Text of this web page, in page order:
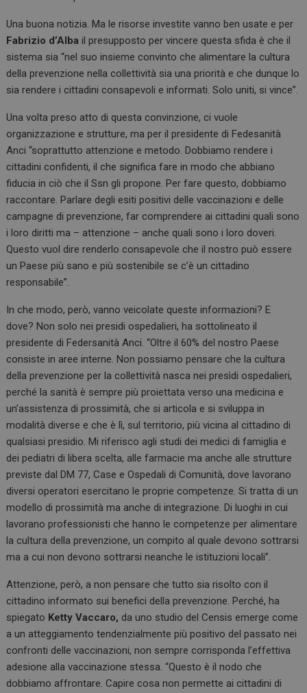
Una buona notizia. Ma le risorse investite vanno ben usate e per
Fabrizio d’Alba il presupposto per vincere questa sfida è che il
sistema sia “nel suo insieme convinto che alimentare la cultura
della prevenzione nella collettività sia una priorità e che dunque lo
sia rendere i cittadini consapevoli e informati. Solo uniti, si vince”.
Una volta preso atto di questa convinzione, ci vuole
organizzazione e strutture, ma per il presidente di Fedesanità
Anci “soprattutto attenzione e metodo. Dobbiamo rendere i
cittadini confidenti, il che significa fare in modo che abbiano
fiducia in ciò che il Ssn gli propone. Per fare questo, dobbiamo
raccontare. Parlare degli esiti positivi delle vaccinazioni e delle
campagne di prevenzione, far comprendere ai cittadini quali sono
i loro diritti ma – attenzione – anche quali sono i loro doveri.
Questo vuol dire renderlo consapevole che il nostro può essere
un Paese più sano e più sostenibile se c’è un cittadino
responsabile”.
In che modo, però, vanno veicolate queste informazioni? E
dove? Non solo nei presidi ospedalieri, ha sottolineato il
presidente di Federsanità Anci. “Oltre il 60% del nostro Paese
consiste in aree interne. Non possiamo pensare che la cultura
della prevenzione per la collettività nasca nei presìdi ospedalieri,
perché la sanità è sempre più proiettata verso una medicina e
un’assistenza di prossimità, che si articola e si sviluppa in
modalità diverse e che è lì, sul territorio, più vicina al cittadino di
qualsiasi presidio. Mi riferisco agli studi dei medici di famiglia e
dei pediatri di libera scelta, alle farmacie ma anche alle strutture
previste dal DM 77, Case e Ospedali di Comunità, dove lavorano
diversi operatori esercitano le proprie competenze. Si tratta di un
modello di prossimità ma anche di integrazione. Di luoghi in cui
lavorano professionisti che hanno le competenze per alimentare
la cultura della prevenzione, un compito al quale devono sottrarsi
ma a cui non devono sottrarsi neanche le istituzioni locali”.
Attenzione, però, a non pensare che tutto sia risolto con il
cittadino informato sui benefici della prevenzione. Perché, ha
spiegato Ketty Vaccaro, da uno studio del Censis emerge come
a un atteggiamento tendenzialmente più positivo del passato nei
confronti delle vaccinazioni, non sempre corrisponda l’effettiva
adesione alla vaccinazione stessa. “Questo è il nodo che
dobbiamo affrontare. Capire cosa non permette ai cittadini di